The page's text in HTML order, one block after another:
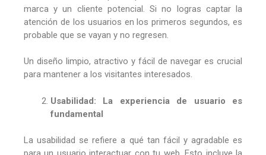
marca y un cliente potencial. Si no logras captar la
atención de los usuarios en los primeros segundos, es
probable que se vayan y no regresen.
Un diseño limpio, atractivo y fácil de navegar es crucial
para mantener a los visitantes interesados.
Usabilidad: La experiencia de usuario es
fundamental
La usabilidad se refiere a qué tan fácil y agradable es